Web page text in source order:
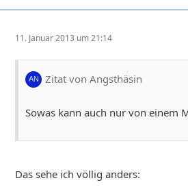
11. Januar 2013 um 21:14
Zitat von Angsthäsin
Sowas kann auch nur von einem
Das sehe ich völlig anders: